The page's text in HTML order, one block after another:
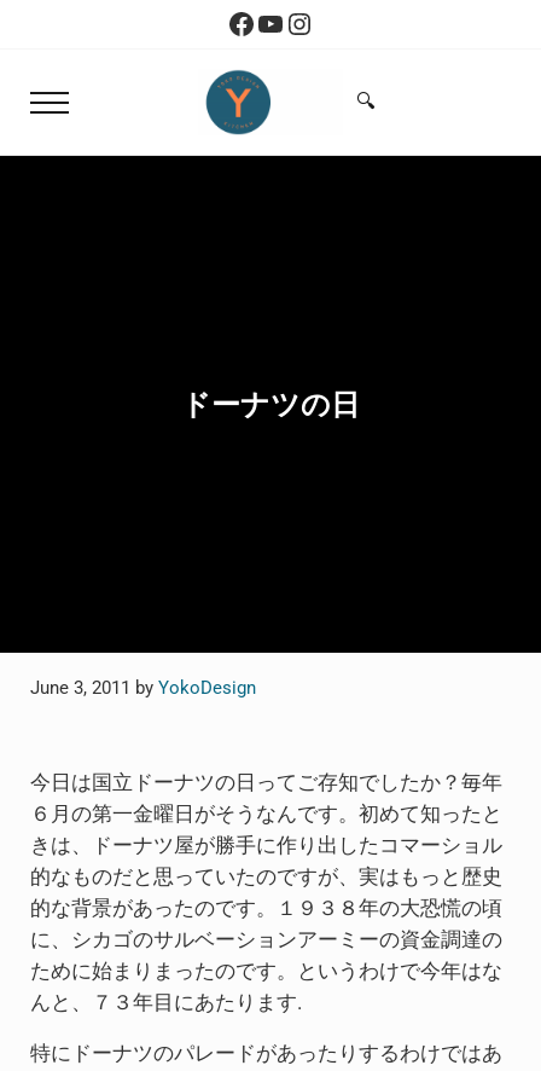
Skip to header right navigationFacebook
YouTube
Instagram
Menu
Yoko Design Kitchen
Search...
🔍
ドーナツの日
June 3, 2011 by YokoDesign
今日は国立ドーナツの日ってご存知でしたか？毎年
６月の第一金曜日がそうなんです。初めて知ったと
きは、ドーナツ屋が勝手に作り出したコマーショル
的なものだと思っていたのですが、実はもっと歴史
的な背景があったのです。１９３８年の大恐慌の頃
に、シカゴのサルベーションアーミーの資金調達の
ために始まりまったのです。というわけで今年はな
んと、７３年目にあたります.
特にドーナツのパレードがあったりするわけではあ